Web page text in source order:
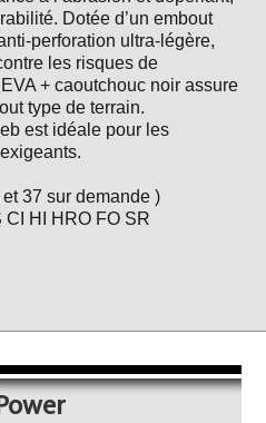
Dotée d’un embout
perforation ultra-légère,
les risques de
+ caoutchouc noir assure
type de terrain.
est idéale pour les
37 sur demande )
HI HRO FO SR